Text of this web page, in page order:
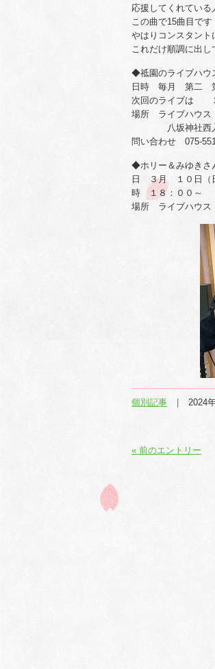
応援してくれてい
この曲で15曲目で
やはりコンスタント
これだけ順調に出
◆祗園のライブハウ
日時 毎月 第二
次回のライブは
場所 ライブハウス
八坂神社西入
問い合わせ 075-
◆ホリー＆みゆきさ
日 ３月 １０日（
時 １８：００～
場所 ライブハウス
個別記事 2024
« 前のエントリー